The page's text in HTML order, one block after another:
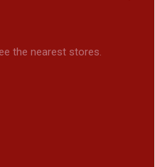
the nearest stores.